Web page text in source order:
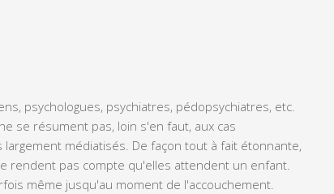
psychologues, psychiatres, pédopsychiatres, etc.
se résument pas, loin s'en faut, aux cas
médiatisés. De façon tout à fait étonnante,
rendent pas compte qu'elles attendent un enfant.
même jusqu'au moment de l'accouchement.